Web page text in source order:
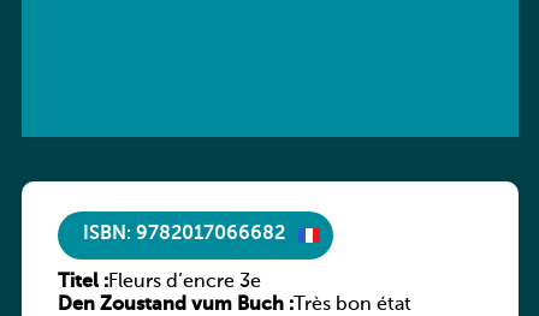
ISBN: 9782017066682
Titel :Fleurs d’encre 3e
Den Zoustand vum Buch :Très bon état